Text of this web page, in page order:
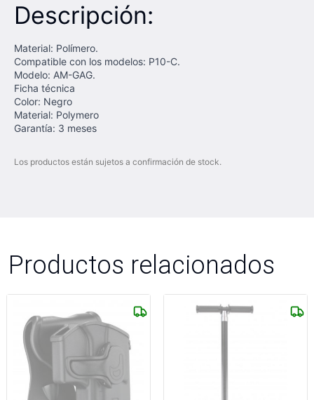
Descripción:
Material: Polímero.
Compatible con los modelos: P10-C.
Modelo: AM-GAG.
Ficha técnica
Color: Negro
Material: Polymero
Garantía: 3 meses
Los productos están sujetos a confirmación de stock.
Productos relacionados